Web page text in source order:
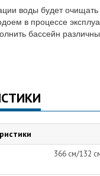
воды будет
в процессе
бассейн
366 см/132